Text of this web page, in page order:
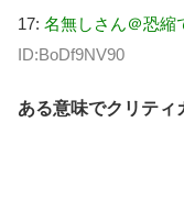
17: 名無しさん＠恐縮
ID:BoDf9NV90
ある意味でクリティ